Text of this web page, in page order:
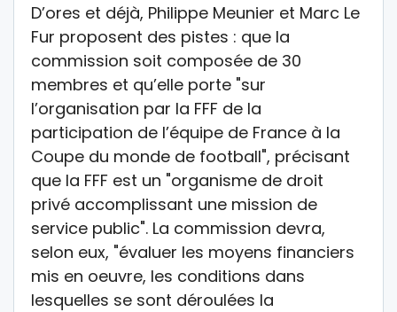
D’ores et déjà, Philippe Meunier et Marc Le
Fur proposent des pistes : que la
commission soit composée de 30
membres et qu’elle porte "sur
l’organisation par la FFF de la
participation de l’équipe de France à la
Coupe du monde de football", précisant
que la FFF est un "organisme de droit
privé accomplissant une mission de
service public". La commission devra,
selon eux, "évaluer les moyens financiers
mis en oeuvre, les conditions dans
lesquelles se sont déroulées la